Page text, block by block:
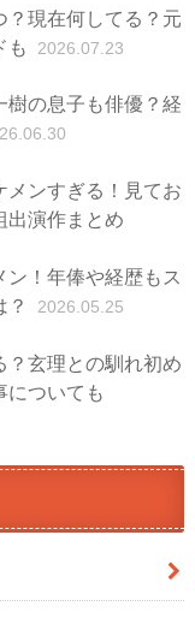
？現在何してる？元
も
2026.07.23
樹の息子も俳優？経
メンすぎる！見てお
出演作まとめ
ン！年俸や経歴もス
？
2026.05.25
？玄理との馴れ初め
についても